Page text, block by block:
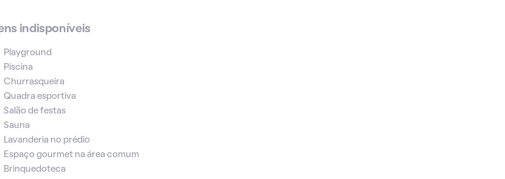
indisponíveis
Playground
Piscina
Churrasqueira
Quadra esportiva
Salão de festas
Sauna
Lavanderia no prédio
Espaço gourmet na área comum
Brinquedoteca